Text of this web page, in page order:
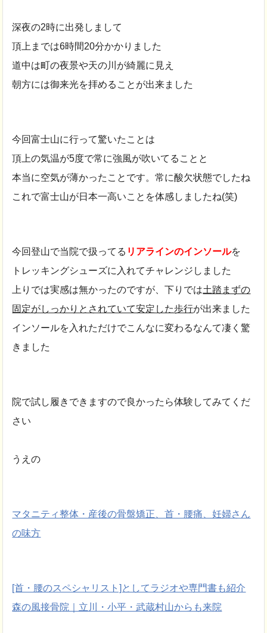
深夜の2時に出発しまして
頂上までは6時間20分かかりました
道中は町の夜景や天の川が綺麗に見え
朝方には御来光を拝めることが出来ました
今回富士山に行って驚いたことは
頂上の気温が5度で常に強風が吹いてることと
本当に空気が薄かったことです。常に酸欠状態でしたね
これで富士山が日本一高いことを体感しましたね(笑)
今回登山で当院で扱ってる リアラインのインソールを
トレッキングシューズに入れてチャレンジしました
上りでは実感は無かったのですが、下りでは土踏まずの
固定がしっかりとされていて安定した歩行が出来ました
インソールを入れただけでこんなに変わるなんて凄く驚
きました
院で試し履きできますので良かったら体験してみてくだ
さい
うえの
マタニティ整体・産後の骨盤矯正、首・腰痛、妊婦さん
の味方
[首・腰のスペシャリスト]としてラジオや専門書も紹介
森の風接骨院｜立川・小平・武蔵村山からも来院